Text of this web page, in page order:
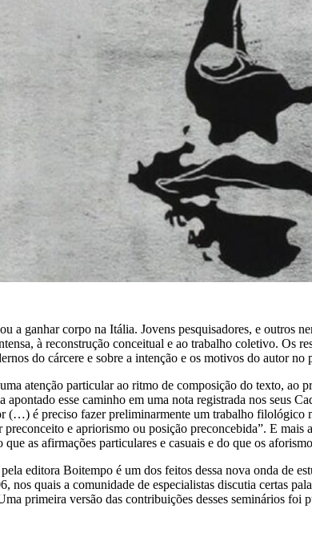
a ganhar corpo na Itália. Jovens pesquisadores, e outros
à reconstrução conceitual e ao trabalho coletivo. Os
do cárcere e sobre a intenção e os motivos do autor no
atenção particular ao ritmo de composição do texto, ao
esse caminho em uma nota registrada nos seus
(…) é preciso fazer preliminarmente um trabalho
e apriorismo ou posição preconcebida”. E
as afirmações particulares e casuais e do que os
editora Boitempo é um dos feitos dessa nova onda de
quais a comunidade de especialistas discutia certas
primeira versão das contribuições desses seminários